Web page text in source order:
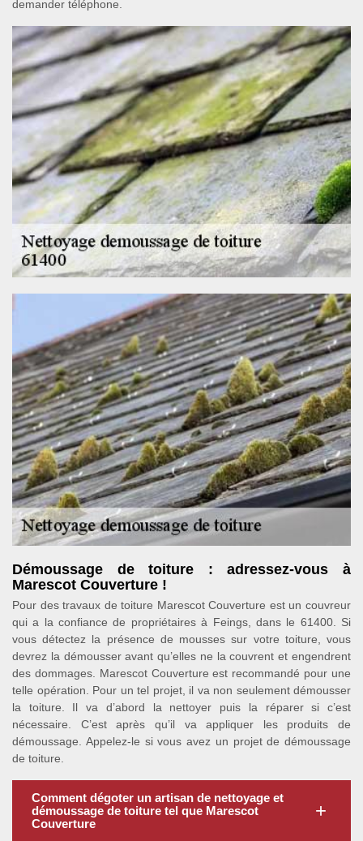
demander téléphone.
Démoussage de toiture : adressez-vous à
Marescot Couverture !
Pour des travaux de toiture Marescot Couverture est un couvreur
qui a la confiance de propriétaires à Feings, dans le 61400. Si
vous détectez la présence de mousses sur votre toiture, vous
devrez la démousser avant qu’elles ne la couvrent et engendrent
des dommages. Marescot Couverture est recommandé pour une
telle opération. Pour un tel projet, il va non seulement démousser
la toiture. Il va d’abord la nettoyer puis la réparer si c’est
nécessaire. C’est après qu’il va appliquer les produits de
démoussage. Appelez-le si vous avez un projet de démoussage
de toiture.
Comment dégoter un artisan de nettoyage et
démoussage de toiture tel que Marescot
Couverture